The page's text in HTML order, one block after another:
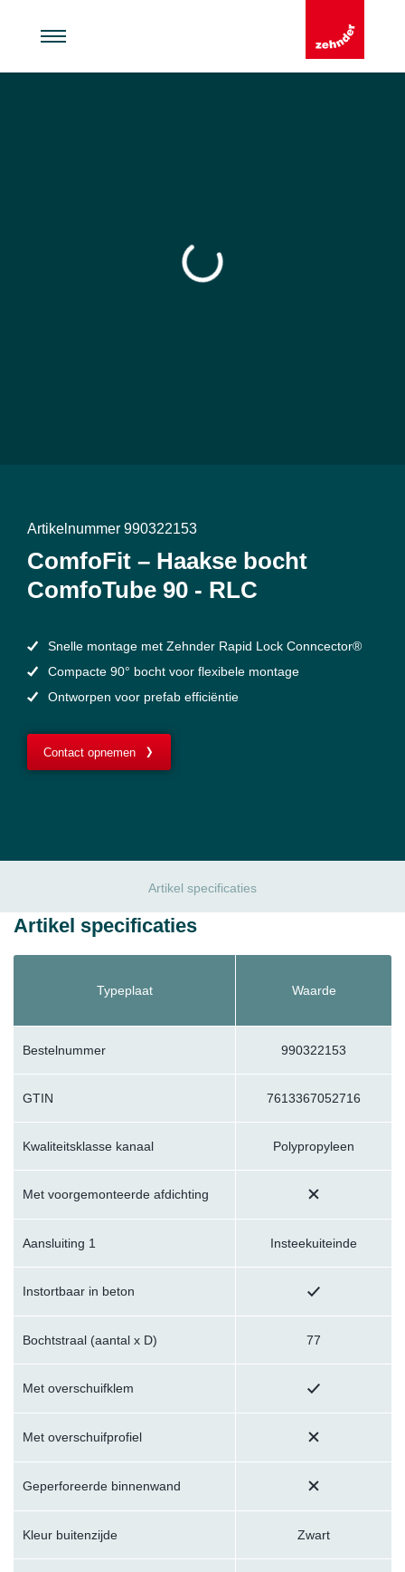
Artikelnummer 990322153
ComfoFit – Haakse bocht
ComfoTube 90 - RLC
Snelle montage met Zehnder Rapid Lock Conncector®
Compacte 90° bocht voor flexibele montage
Ontworpen voor prefab efficiëntie
Contact opnemen
Artikel specificaties
Artikel specificaties
Typeplaat Waarde
Bestelnummer 990322153
GTIN 7613367052716
Kwaliteitsklasse kanaal Polypropyleen
Met voorgemonteerde afdichting
Aansluiting 1 Insteekuiteinde
Instortbaar in beton
Bochtstraal (aantal x D) 77
Met overschuifklem
Met overschuifprofiel
Geperforeerde binnenwand
Kleur buitenzijde Zwart